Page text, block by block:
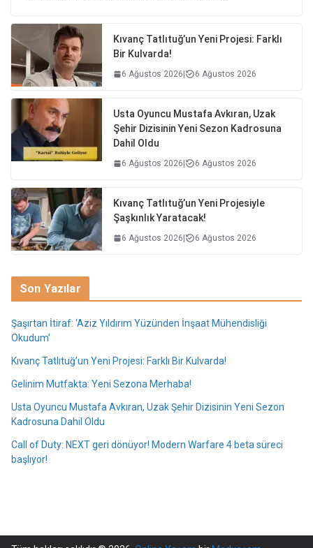
Kıvanç Tatlıtuğ’un Yeni Projesi: Farklı
Bir Kulvarda!
6 Ağustos 2026 6 Ağustos 2026
Usta Oyuncu Mustafa Avkıran, Uzak
Şehir Dizisinin Yeni Sezon Kadrosuna
Dahil Oldu
6 Ağustos 2026 6 Ağustos 2026
Kıvanç Tatlıtuğ’un Yeni Projesiyle
Şaşkınlık Yaratacak!
6 Ağustos 2026 6 Ağustos 2026
Son Yazılar
Şaşırtan İtiraf: ‘Aziz Yıldırım Yüzünden İnşaat Mühendisliği
Okudum’
Kıvanç Tatlıtuğ’un Yeni Projesi: Farklı Bir Kulvarda!
Gelinim Mutfakta: Yeni Sezona Merhaba!
Usta Oyuncu Mustafa Avkıran, Uzak Şehir Dizisinin Yeni Sezon
Kadrosuna Dahil Oldu
Call of Duty: NEXT geri dönüyor! Modern Warfare 4 beta süreci
başlıyor!